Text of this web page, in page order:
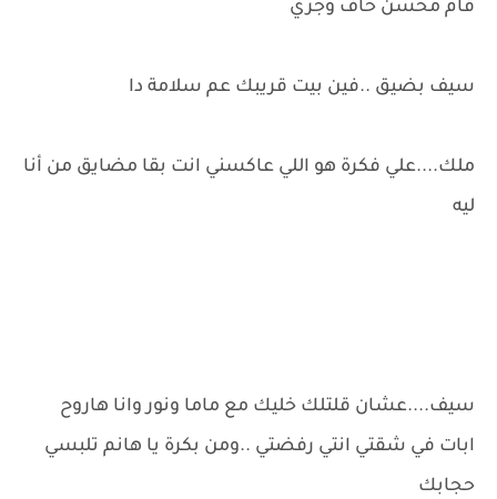
قام محسن خاف وجري
سيف بضيق ..فين بيت قريبك عم سلامة دا
ملك....علي فكرة هو اللي عاكسني انت بقا مضايق من أنا
ليه
سيف....عشان قلتلك خليك مع ماما ونور وانا هاروح
ابات في شقتي انتي رفضتي ..ومن بكرة يا هانم تلبسي
حجابك